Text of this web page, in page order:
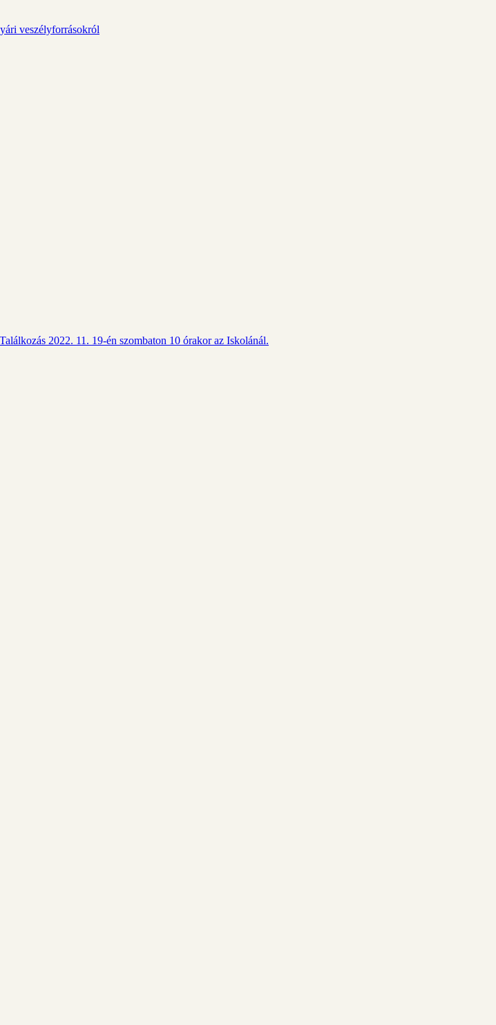
veszélyforrásokról
2022. 11. 19-én szombaton 10 órakor az Iskolánál.